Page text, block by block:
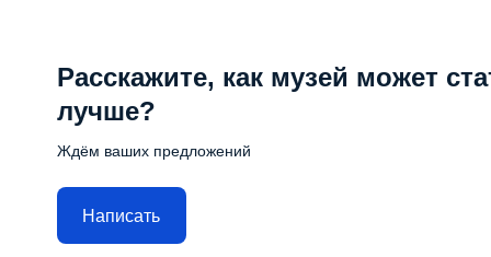
Расскажите, как музей может
лучше?
Ждём ваших предложений
Написать